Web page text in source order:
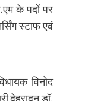
के पदों पर
स्टाफ एवं
विनोद
देहरादून डॉ.